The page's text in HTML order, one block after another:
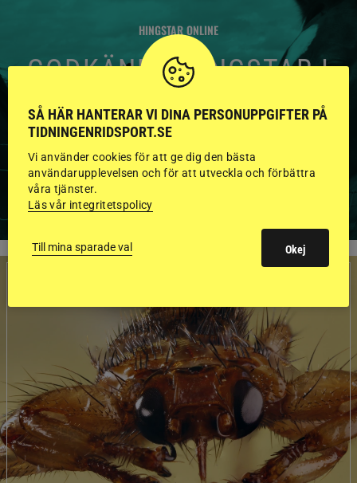
HINGSTAR ONLINE
GODKÄNDA HINGSTAR I
FLERA KATEGORIER MED
BILDER OCH FAKTA
SÅ HÄR HANTERAR VI DINA PERSONUPPGIFTER PÅ
TIDNINGENRIDSPORT.SE
Vi använder cookies för att ge dig den bästa
användarupplevelsen och för att utveckla och förbättra
våra tjänster.
Läs vår integritetspolicy
Till mina sparade val Okej